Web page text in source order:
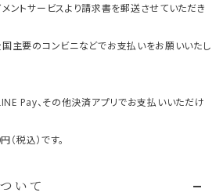
ントサービスより請求書を郵送させていただき
国主要のコンビニなどでお支払いをお願いいたし
Pay、その他決済アプリでお支払いいただけ
税込）です。
いて